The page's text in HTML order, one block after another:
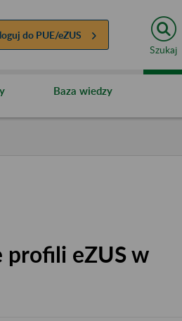
do PUE/eZUS
Szukaj
Baza wiedzy
profili eZUS w